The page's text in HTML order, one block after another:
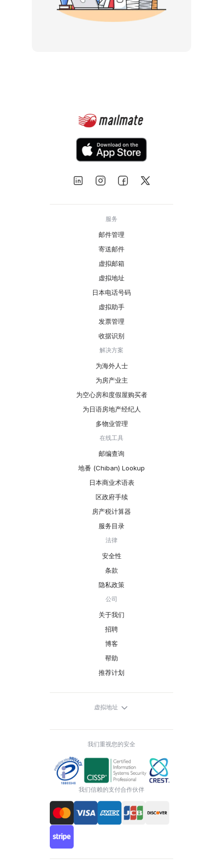
服务
邮件管理
寄送邮件
虚拟邮箱
虚拟地址
日本电话号码
虚拟助手
发票管理
收据识别
解决方案
为海外人士
为房产业主
为空心房和度假屋购买者
为日语房地产经纪人
多物业管理
在线工具
邮编查询
地番 (Chiban) Lookup
日本商业术语表
区政府手续
房产税计算器
服务目录
法律
安全性
条款
隐私政策
公司
关于我们
招聘
博客
帮助
推荐计划
虚拟地址
我们重视您的安全
我们信赖的支付合作伙伴